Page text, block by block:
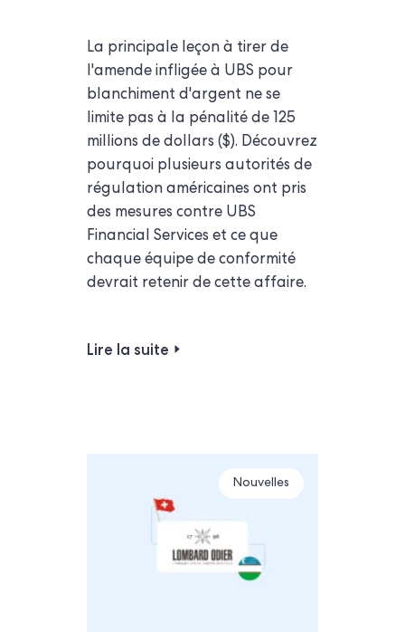
La principale leçon à tirer de
l'amende infligée à UBS pour
blanchiment d'argent ne se
limite pas à la pénalité de 125
millions de dollars ($). Découvrez
pourquoi plusieurs autorités de
régulation américaines ont pris
des mesures contre UBS
Financial Services et ce que
chaque équipe de conformité
devrait retenir de cette affaire.
Lire la suite
Nouvelles